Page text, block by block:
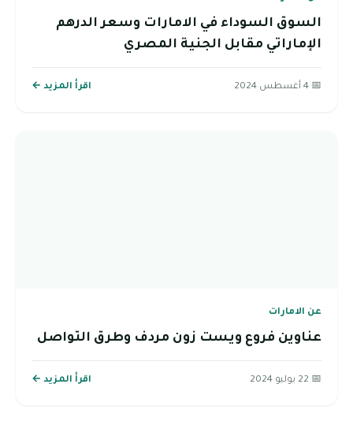
السوق السوداء في الامارات وسعر الدرهم
الإماراتي مقابل الجنية المصري
📅 4 أغسطس 2024 اقرأ المزيد ←
عن الامارات
عناوين فروع ويست زون مردف وطرق التواصل
📅 22 يوليو 2024 اقرأ المزيد ←